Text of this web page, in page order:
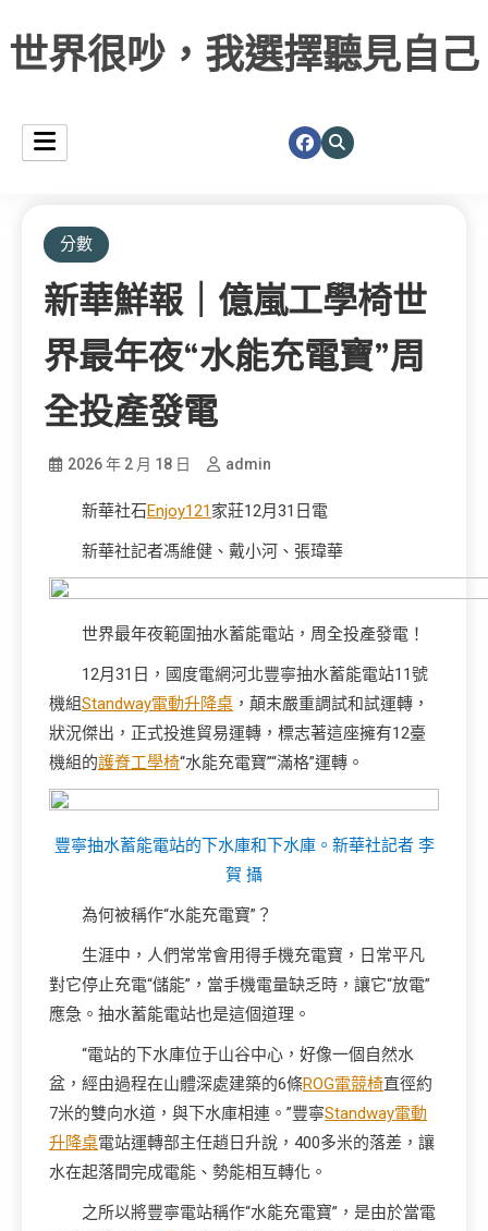
世界很吵，我選擇聽見自己
分數
新華鮮報｜億嵐工學椅世
界最年夜“水能充電寶”周
全投產發電
2026 年 2 月 18 日 admin
新華社石Enjoy121家莊12月31日電
新華社記者馮維健、戴小河、張瑋華
世界最年夜範圍抽水蓄能電站，周全投產發電！
12月31日，國度電網河北豐寧抽水蓄能電站11號
機組Standway電動升降桌 ，顛末嚴重調試和試運轉，
狀況傑出，正式投進貿易運轉，標志著這座擁有12臺
機組的護脊工學椅“水能充電寶”“滿格”運轉。
豐寧抽水蓄能電站的下水庫和下水庫。新華社記者 李
賀 攝
為何被稱作“水能充電寶”？
生涯中，人們常常會用得手機充電寶，日常平凡
對它停止充電“儲能”，當手機電量缺乏時，讓它“放電”
應急。抽水蓄能電站也是這個道理。
“電站的下水庫位于山谷中心，好像一個自然水
盆，經由過程在山體深處建築的6條ROG電競椅直徑約
7米的雙向水道，與下水庫相連。”豐寧Standway電動
升降桌電站運轉部主任趙日升說，400多米的落差，讓
水在起落間完成電能、勢能相互轉化。
之所以將豐寧電站稱作“水能充電寶”，是由於當電